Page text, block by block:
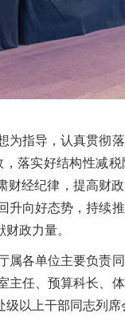
指导，认真贯彻
落实好结构性减
经纪律，提高财
向好态势，持续
政力量。
各单位主要负责
任、预算科长、
以上干部同志列席